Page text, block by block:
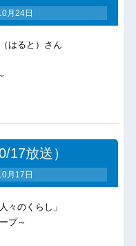
月24日
はると）さん
17放送）
月17日
々のくらし」
プ～